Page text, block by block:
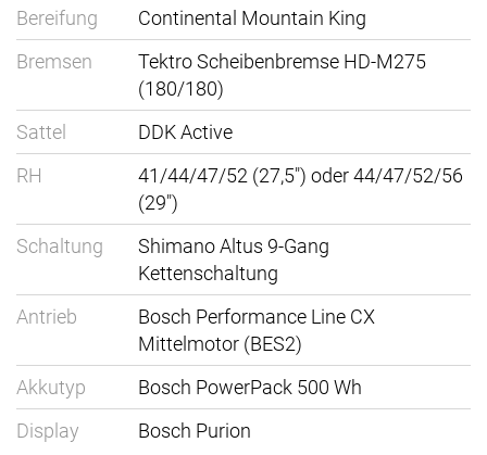
Bereifung
Continental Mountain King
Bremsen
Tektro Scheibenbremse HD-M275
(180/180)
Sattel
DDK Active
RH
41/44/47/52 (27,5") oder 44/47/52/56
(29")
Schaltung
Shimano Altus 9-Gang
Kettenschaltung
Antrieb
Bosch Performance Line CX
Mittelmotor (BES2)
Akkutyp
Bosch PowerPack 500 Wh
Display
Bosch Purion